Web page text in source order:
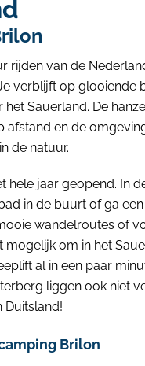
rijden van de
verblijft op glooiende
het Sauerland. De
afstand en de
de natuur.
hele jaar geopend. In
in de buurt of ga
wandelroutes of
mogelijk om in het
al in een paar
liggen ook niet
Duitsland!
Brilon